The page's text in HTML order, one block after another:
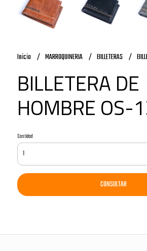
Inicio MARROQUINERIA BILLETERAS
BILLETERA DE
HOMBRE OS-
Cantidad
CONSULTAR